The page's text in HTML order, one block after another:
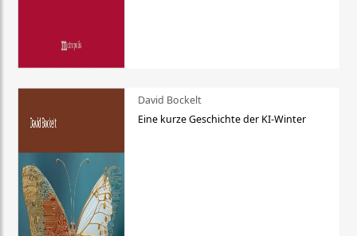
David Bockelt
Eine kurze Geschichte der KI-Winter